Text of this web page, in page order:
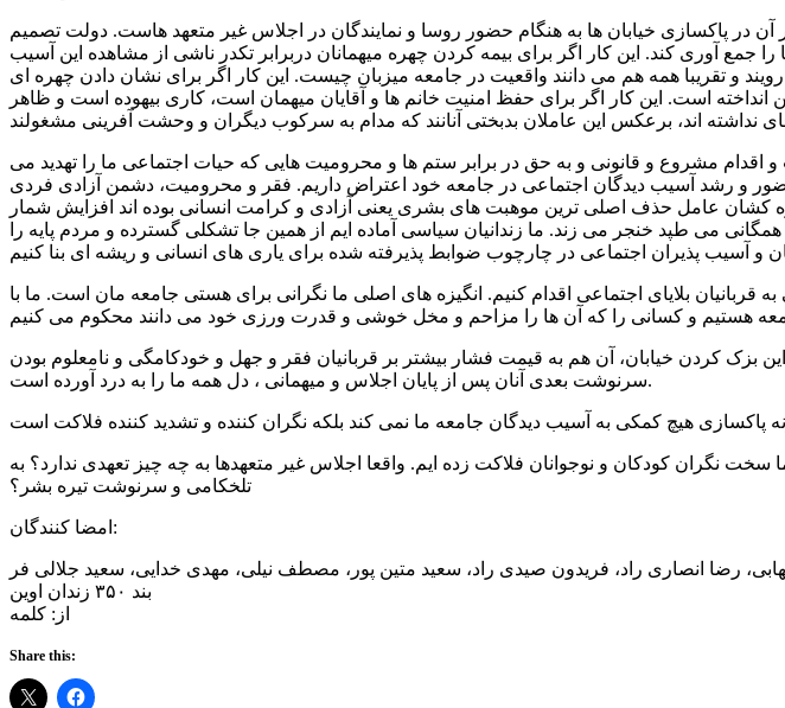
در پاکسازی خیابان ها به هنگام حضور روسا و نمایندگان در اجلاس غیر متعهد هاست. دولت تصمیم
آوری کند. این کار اگر برای بیمه کردن چهره میهمانان دربرابر تکدر ناشی از مشاهده این آسیب
و تقریبا همه هم می دانند واقعیت در جامعه میزبان چیست. این کار اگر برای نشان دادن چهره ای
است. این کار اگر برای حفظ امنیت خانم ها و آقایان میهمان است، کاری بیهوده است و ظاهر
مشروع و قانونی و به حق در برابر ستم ها و محرومیت هایی که حیات اجتماعی ما را تهدید می
و به حضور و رشد آسیب دیدگان اجتماعی در جامعه خود اعتراض داریم. فقر و محرومیت، دشمن آزادی فردی
کشان عامل حذف اصلی ترین موهبت های بشری یعنی آزادی و کرامت انسانی بوده اند افزایش شمار
می طپد خنجر می زند. ما زندانیان سیاسی آماده ایم از همین جا تشکلی گسترده و مردم پایه را
بلایای اجتماعی اقدام کنیم. انگیزه های اصلی ما نگرانی برای هستی جامعه مان است. ما با
بزک کردن خیابان، آن هم به قیمت فشار بیشتر بر قربانیان فقر و جهل و خودکامگی و نامعلوم بودن
سرنوشت بعدی آنان پس از پایان اجلاس و میهمانی ، دل همه ما را به درد آورده است.
نگران کودکان و نوجوانان فلاکت زده ایم. واقعا اجلاس غیر متعهدها به چه چیز تعهدی ندارد؟ به
تلخکامی و سرنوشت تیره بشر؟
امضا کنندگان:
رضا انصاری راد، فریدون صیدی راد، سعید متین پور، مصطف نیلی، مهدی خدایی، سعید جلالی فر
بند ۳۵۰ زندان اوین
از: کلمه
Share this: